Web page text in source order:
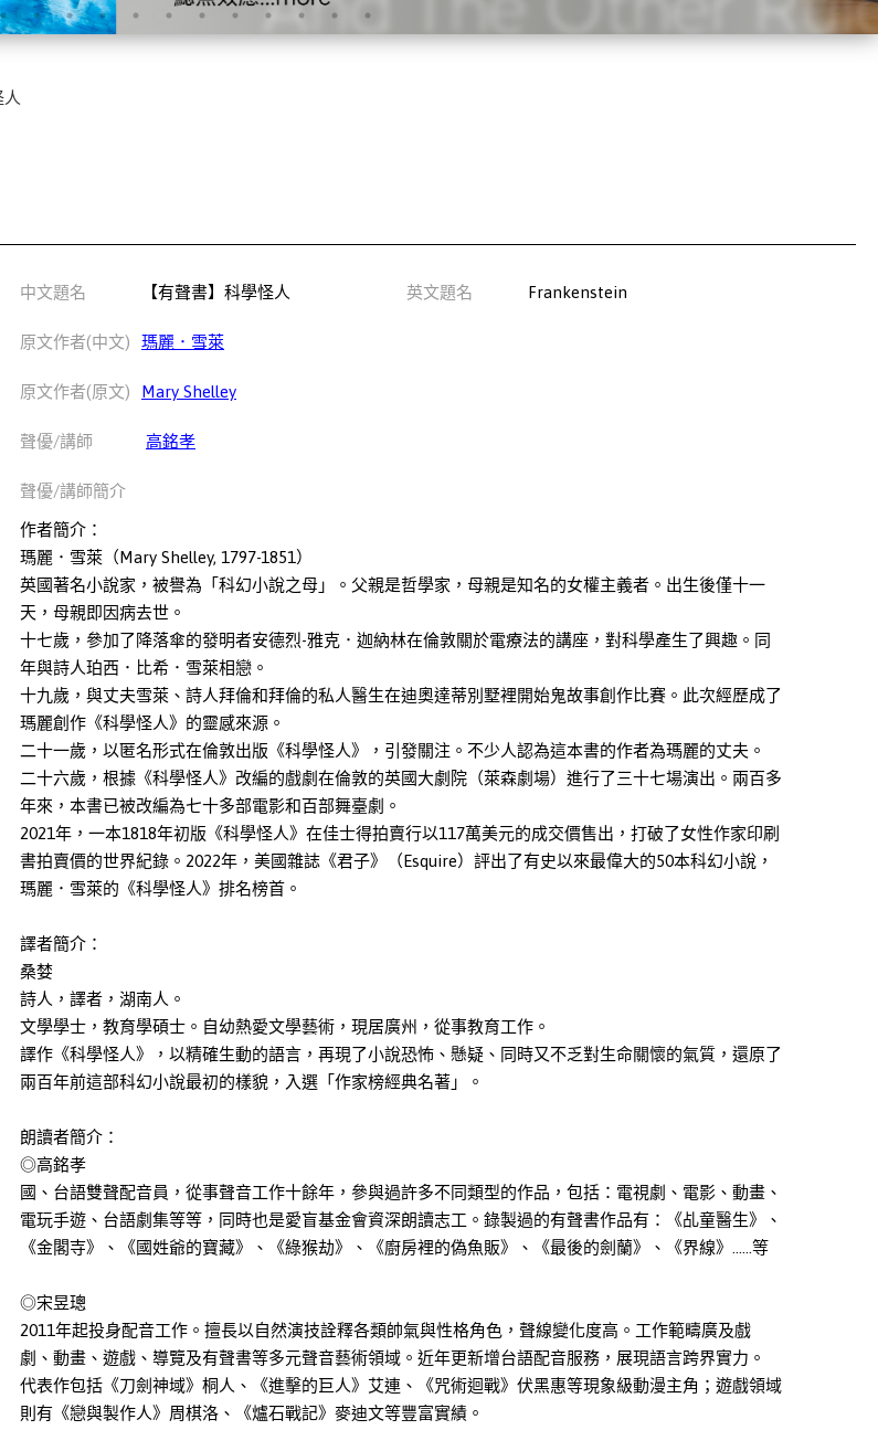
人
中文題名 【有聲書】科學怪人 英文題名 Frankenstein
原文作者(中文) 瑪麗．雪萊
原文作者(原文) Mary Shelley
聲優/講師 高銘孝
聲優/講師簡介
作者簡介：
瑪麗．雪萊（Mary Shelley, 1797-1851）
英國著名小說家，被譽為「科幻小說之母」。父親是哲學家，母親是知名的女權主義者。出生後僅十一
天，母親即因病去世。
十七歲，參加了降落傘的發明者安德烈-雅克．迦納林在倫敦關於電療法的講座，對科學產生了興趣。同
年與詩人珀西．比希．雪萊相戀。
十九歲，與丈夫雪萊、詩人拜倫和拜倫的私人醫生在迪奧達蒂別墅裡開始鬼故事創作比賽。此次經歷成了
瑪麗創作《科學怪人》的靈感來源。
二十一歲，以匿名形式在倫敦出版《科學怪人》，引發關注。不少人認為這本書的作者為瑪麗的丈夫。
二十六歲，根據《科學怪人》改編的戲劇在倫敦的英國大劇院（萊森劇場）進行了三十七場演出。兩百多
年來，本書已被改編為七十多部電影和百部舞臺劇。
2021年，一本1818年初版《科學怪人》在佳士得拍賣行以117萬美元的成交價售出，打破了女性作家印刷
書拍賣價的世界紀錄。2022年，美國雜誌《君子》（Esquire）評出了有史以來最偉大的50本科幻小說，
瑪麗．雪萊的《科學怪人》排名榜首。
譯者簡介：
桑婪
詩人，譯者，湖南人。
文學學士，教育學碩士。自幼熱愛文學藝術，現居廣州，從事教育工作。
譯作《科學怪人》，以精確生動的語言，再現了小說恐怖、懸疑、同時又不乏對生命關懷的氣質，還原了
兩百年前這部科幻小說最初的樣貌，入選「作家榜經典名著」。
朗讀者簡介：
◎高銘孝
國、台語雙聲配音員，從事聲音工作十餘年，參與過許多不同類型的作品，包括：電視劇、電影、動畫、
電玩手遊、台語劇集等等，同時也是愛盲基金會資深朗讀志工。錄製過的有聲書作品有：《乩童醫生》、
《金閣寺》、《國姓爺的寶藏》、《綠猴劫》、《廚房裡的偽魚販》、《最後的劍蘭》、《界線》……等
◎宋昱璁
2011年起投身配音工作。擅長以自然演技詮釋各類帥氣與性格角色，聲線變化度高。工作範疇廣及戲
劇、動畫、遊戲、導覽及有聲書等多元聲音藝術領域。近年更新增台語配音服務，展現語言跨界實力。
代表作包括《刀劍神域》桐人、《進擊的巨人》艾連、《咒術迴戰》伏黑惠等現象級動漫主角；遊戲領域
則有《戀與製作人》周棋洛、《爐石戰記》麥迪文等豐富實績。